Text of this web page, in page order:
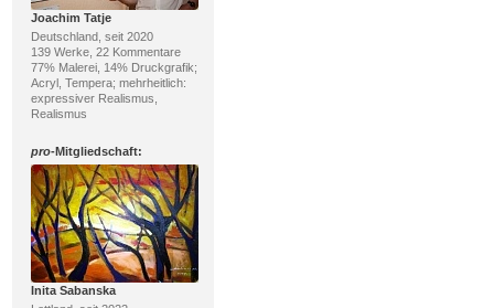
Joachim Tatje
Deutschland, seit 2020
139 Werke, 22 Kommentare
77% Malerei, 14% Druckgrafik;
Acryl, Tempera; mehrheitlich:
expressiver Realismus,
Realismus
pro-Mitgliedschaft:
Inita Sabanska